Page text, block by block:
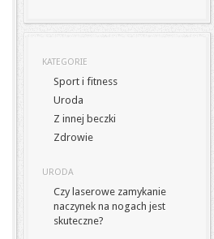
KATEGORIE
Sport i fitness
Uroda
Z innej beczki
Zdrowie
URODA
Czy laserowe zamykanie
naczynek na nogach jest
skuteczne?